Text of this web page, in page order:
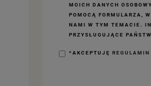
MOICH DANYCH
POMOCĄ FORMULARZA,
NAMI W TYM TEMACIE.
PRZYSŁUGUJĄCE
*AKCEPTUJĘ REGULAMIN